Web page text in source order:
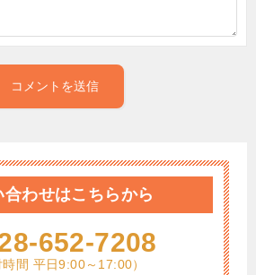
合わせはこちらから
652-7208
時間 平日9:00～17:00）